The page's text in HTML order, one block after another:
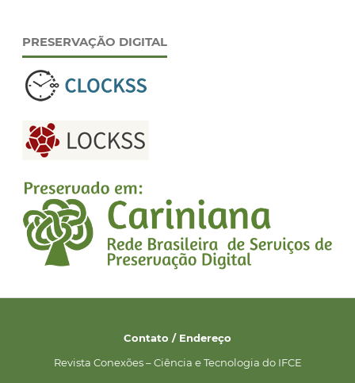
PRESERVAÇÃO DIGITAL
Contato / Endereço
Revista Conexões – Ciência e Tecnologia do IFCE